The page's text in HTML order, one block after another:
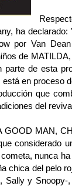
ha
por Van
de
parte de esta
en proceso
que
del
GOOD MAN,
considerado
nunca
chica del pelo
Sally y